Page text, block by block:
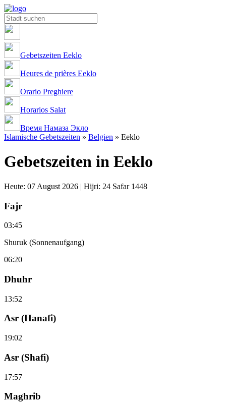
Gebetszeiten Eeklo
Heures de prières Eeklo
Orario Preghiere
Horarios Salat
Время Намаза Экло
Islamische Gebetszeiten » Belgien » Eeklo
Gebetszeiten in Eeklo
Heute: 07 August 2026 | Hijri: 24 Safar 1448
Fajr
03:45
Shuruk (Sonnenaufgang)
06:20
Dhuhr
13:52
Asr (Hanafi)
19:02
Asr (Shafi)
17:57
Maghrib